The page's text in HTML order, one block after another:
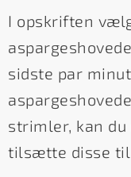
I opskriften
sidste par
strimler, kan
tilsætte disse til